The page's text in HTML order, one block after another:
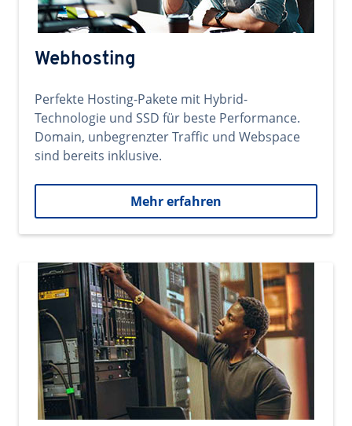
Webhosting
Perfekte Hosting-Pakete mit Hybrid-
Technologie und SSD für beste Performance.
Domain, unbegrenzter Traffic und Webspace
sind bereits inklusive.
Mehr erfahren